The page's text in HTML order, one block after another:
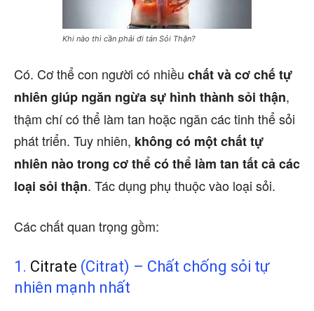
Khi nào thì cần phải đi tán Sỏi Thận?
Có. Cơ thể con người có nhiều chất và cơ chế tự
nhiên giúp ngăn ngừa sự hình thành sỏi thận,
thậm chí có thể làm tan hoặc ngăn các tinh thể sỏi
phát triển. Tuy nhiên, không có một chất tự
nhiên nào trong cơ thể có thể làm tan tất cả các
loại sỏi thận. Tác dụng phụ thuộc vào loại sỏi.
Các chất quan trọng gồm:
1. Citrate (Citrat) – Chất chống sỏi tự
nhiên mạnh nhất